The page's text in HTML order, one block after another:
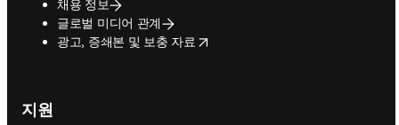
채용 정보
글로벌 미디어 관계
광고, 증쇄본 및 보충 자료
opens in new tab/window
지원